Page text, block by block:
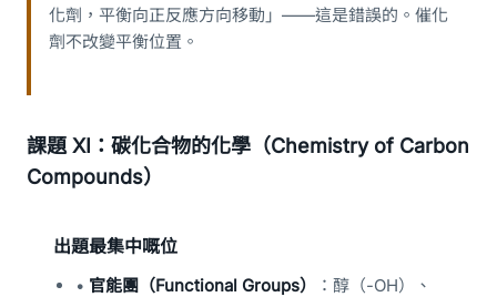
化劑，平衡向正反應方向移動」——這是錯誤的。催化
劑不改變平衡位置。
課題 XI：碳化合物的化學（Chemistry of Carbon
Compounds）
出題最集中嘅位
• 官能團（Functional Groups）
：醇（-OH）、